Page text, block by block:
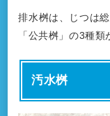
排水桝は、じつは
「公共桝」の3種類
汚水桝